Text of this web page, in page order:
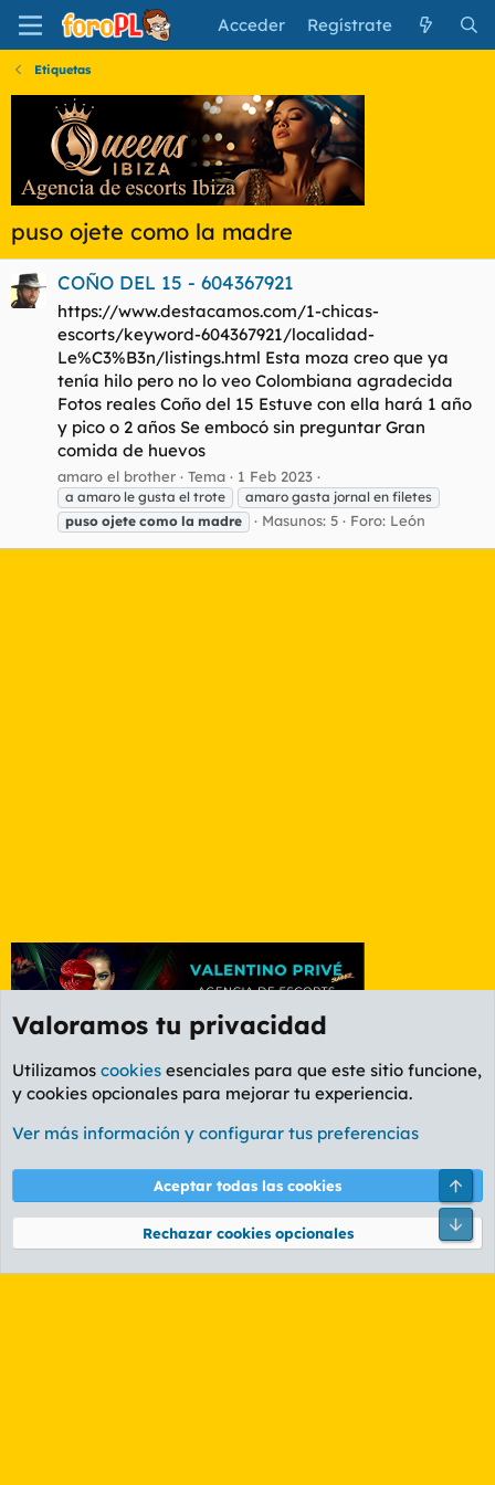
Acceder Regístrate
Etiquetas
puso ojete como la madre
COÑO DEL 15 - 604367921
https://www.destacamos.com/1-chicas-
escorts/keyword-604367921/localidad-
Le%C3%B3n/listings.html Esta moza creo que ya
tenía hilo pero no lo veo Colombiana agradecida
Fotos reales Coño del 15 Estuve con ella hará 1 año
y pico o 2 años Se embocó sin preguntar Gran
comida de huevos
amaro el brother Tema 1 Feb 2023
a amaro le gusta el trote
amaro gasta jornal en filetes
puso ojete como la madre Masunos: 5 Foro: León
Etiquetas
Cookies
PL OLDSTYLE AMARILLO
Términos y reglas Política de privacidad Ayuda
Community platform by XenForo® © 2010-2026 XenForo Ltd.
Valoramos tu privacidad
Utilizamos cookies esenciales para que este sitio funcione,
y cookies opcionales para mejorar tu experiencia.
Ver más información y configurar tus preferencias
Aceptar todas las cookies
Rechazar cookies opcionales
Pie